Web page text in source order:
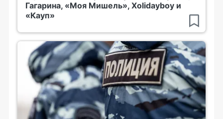
Гагарина, «Моя Мишель», Xolidayboy и
«Кауп»